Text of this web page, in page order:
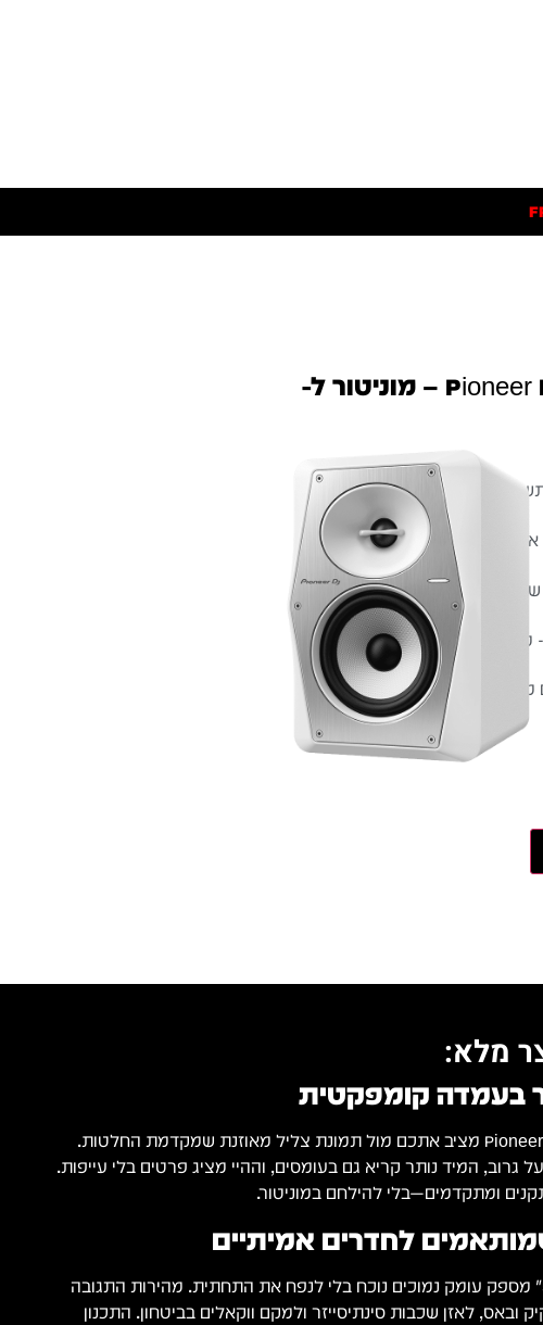
Pioneer DJ VM-50 White – מוניטור ל-
3-5 ימי עסקים
המשלוח חינם
ישראל 6 ת״א
מומחה לפני הרכישה?
שלח לנו
מלא:
בעמדה קומפקטית
Pioneer DJ VM-50 White מציב אתכם מול תמונת צליל מאוזנת שמקדמת החלטות.
גרוב, המיד נותר קריא גם בעומסים, וההיי מציג פרטים בלי עייפות.
ומתקדמים—בלי להילחם במוניטור.
לחדרים אמיתיים
הדרייבר בקוטר 5" מספק עומק נמוכים נוכח בלי לנפח את התחתית. מהירות התגובה
ובאס, לאזן שכבות סינתיסייזר ולמקם ווקאלים בביטחון. התכנון